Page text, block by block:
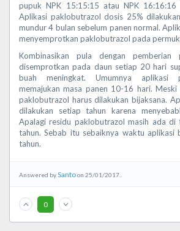
pupuk NPK 15:15:15 atau NPK
Aplikasi paklobutrazol dosis 25%
mundur 4 bulan sebelum panen normal.
menyemprotkan paklobutrazol pada
Kombinasikan pula dengan
disemprotkan pada daun setiap 20 hari
buah meningkat. Umumnya aplikasi
memajukan masa panen 10-16 hari. Meski
paklobutrazol harus dilakukan bijaksana.
dilakukan setiap tahun karena
Apalagi residu paklobutrazol masih ada di
tahun. Sebab itu sebaiknya waktu aplikasi
tahun.
Answered bySantoon 25/01/2017..
0